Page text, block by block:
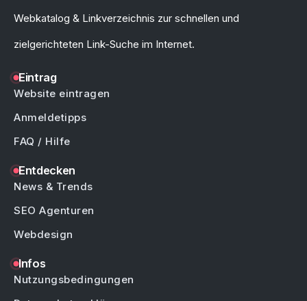
Webkatalog & Linkverzeichnis zur schnellen und
zielgerichteten Link-Suche im Internet.
Eintrag
Website eintragen
Anmeldetipps
FAQ / Hilfe
Entdecken
News & Trends
SEO Agenturen
Webdesign
Infos
Nutzungsbedingungen